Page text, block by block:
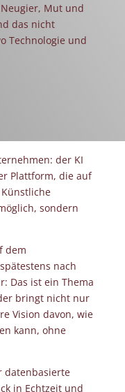
Mut und
das nicht
Technologie und
der KI
Plattform, die auf
sondern
dem
nach
Das ist ein Thema
bringt nicht nur
Vision davon, wie
kann, ohne
datenbasierte
in Echtzeit und